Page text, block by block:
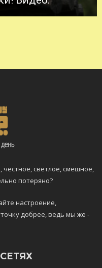
светлое, смешное,
потеряно?
настроение,
добрее, ведь мы же -